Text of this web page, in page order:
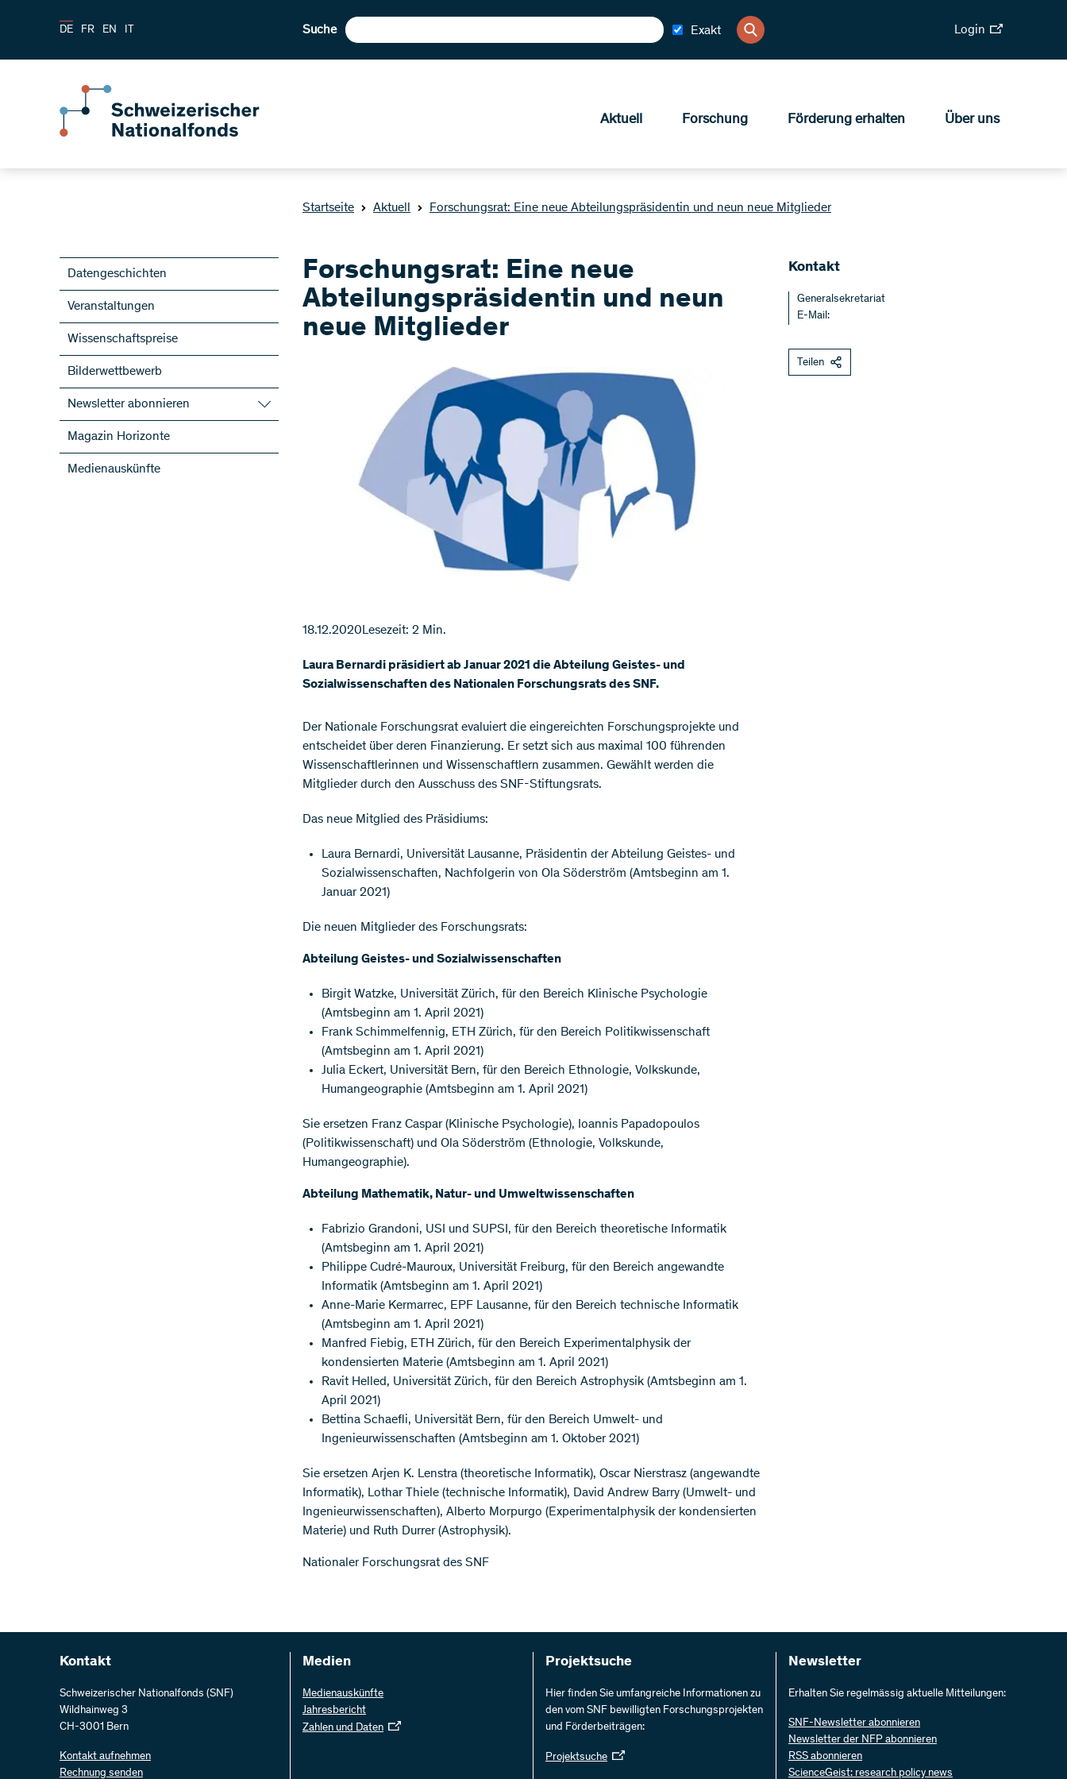
DE FR EN IT Suche Exakt Login
Aktuell Forschung Förderung erhalten Über uns
Startseite Aktuell Forschungsrat: Eine neue Abteilungspräsidentin und neun neue Mitglieder
Datengeschichten
Veranstaltungen
Wissenschaftspreise
Bilderwettbewerb
Newsletter abonnieren
SNF-Newsletter abonnieren
Newsletter der NFP abonnieren
ScienceGeist
Magazin Horizonte
Medienauskünfte
Forschungsrat: Eine neue
Abteilungspräsidentin und neun
neue Mitglieder
18.12.2020Lesezeit: 2 Min.
Laura Bernardi präsidiert ab Januar 2021 die Abteilung Geistes- und
Sozialwissenschaften des Nationalen Forschungsrats des SNF.
Der Nationale Forschungsrat evaluiert die eingereichten Forschungsprojekte und
entscheidet über deren Finanzierung. Er setzt sich aus maximal 100 führenden
Wissenschaftlerinnen und Wissenschaftlern zusammen. Gewählt werden die
Mitglieder durch den Ausschuss des SNF-Stiftungsrats.
Das neue Mitglied des Präsidiums:
Laura Bernardi, Universität Lausanne, Präsidentin der Abteilung Geistes- und
Sozialwissenschaften, Nachfolgerin von Ola Söderström (Amtsbeginn am 1.
Januar 2021)
Die neuen Mitglieder des Forschungsrats:
Abteilung Geistes- und Sozialwissenschaften
Birgit Watzke, Universität Zürich, für den Bereich Klinische Psychologie
(Amtsbeginn am 1. April 2021)
Frank Schimmelfennig, ETH Zürich, für den Bereich Politikwissenschaft
(Amtsbeginn am 1. April 2021)
Julia Eckert, Universität Bern, für den Bereich Ethnologie, Volkskunde,
Humangeographie (Amtsbeginn am 1. April 2021)
Sie ersetzen Franz Caspar (Klinische Psychologie), Ioannis Papadopoulos
(Politikwissenschaft) und Ola Söderström (Ethnologie, Volkskunde,
Humangeographie).
Abteilung Mathematik, Natur- und Umweltwissenschaften
Fabrizio Grandoni, USI und SUPSI, für den Bereich theoretische Informatik
(Amtsbeginn am 1. April 2021)
Philippe Cudré-Mauroux, Universität Freiburg, für den Bereich angewandte
Informatik (Amtsbeginn am 1. April 2021)
Anne-Marie Kermarrec, EPF Lausanne, für den Bereich technische Informatik
(Amtsbeginn am 1. April 2021)
Manfred Fiebig, ETH Zürich, für den Bereich Experimentalphysik der
kondensierten Materie (Amtsbeginn am 1. April 2021)
Ravit Helled, Universität Zürich, für den Bereich Astrophysik (Amtsbeginn am 1.
April 2021)
Bettina Schaefli, Universität Bern, für den Bereich Umwelt- und
Ingenieurwissenschaften (Amtsbeginn am 1. Oktober 2021)
Sie ersetzen Arjen K. Lenstra (theoretische Informatik), Oscar Nierstrasz (angewandte
Informatik), Lothar Thiele (technische Informatik), David Andrew Barry (Umwelt- und
Ingenieurwissenschaften), Alberto Morpurgo (Experimentalphysik der kondensierten
Materie) und Ruth Durrer (Astrophysik).
Nationaler Forschungsrat des SNF
Kontakt
Generalsekretariat
E-Mail:
Teilen
Kontakt
Schweizerischer Nationalfonds (SNF)
Wildhainweg 3
CH-3001 Bern
Kontakt aufnehmen
Rechnung senden
Medien
Medienauskünfte
Jahresbericht
Zahlen und Daten
Projektsuche
Hier finden Sie umfangreiche Informationen zu
den vom SNF bewilligten Forschungsprojekten
und Förderbeiträgen:
Projektsuche
Newsletter
Erhalten Sie regelmässig aktuelle Mitteilungen:
SNF-Newsletter abonnieren
Newsletter der NFP abonnieren
RSS abonnieren
ScienceGeist: research policy news